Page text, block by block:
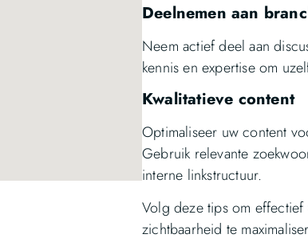
Deelnemen aan
Neem actief deel aan
kennis en expertise om
Kwalitatieve content
Optimaliseer uw content
Gebruik relevante
interne linkstructuur.
Volg deze tips om
zichtbaarheid te